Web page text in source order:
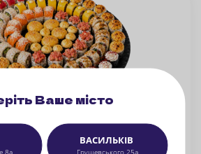
вечірка NEW
Ваше місто
8а
ВАСИЛЬКІВ
Грушевського 25а